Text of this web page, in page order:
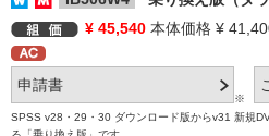
¥ 45,540 本体価格 ¥
※
SPSS v28・29・30 ダウンロード版からv31 新規